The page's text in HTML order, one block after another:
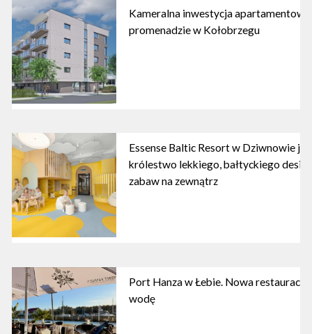
Kameralna inwestycja
promenadzie w Kołobrzegu
Essense Baltic Resort w Dziwnowie już
królestwo lekkiego, bałtyckiego
zabaw na zewnątrz
Port Hanza w Łebie. Nowa restauracja
wodę